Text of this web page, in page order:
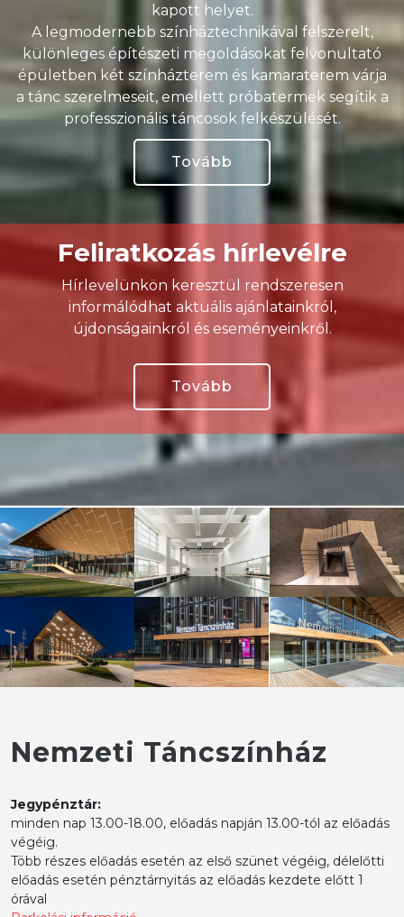
kapott helyet.
A legmodernebb színháztechnikával felszerelt,
különleges építészeti megoldásokat felvonultató
épületben két színházterem és kamaraterem várja
a tánc szerelmeseit, emellett próbatermek segítik a
professzionális táncosok felkészülését.
Tovább
Feliratkozás hírlevélre
Hírlevelünkön keresztül rendszeresen
informálódhat aktuális ajánlatainkról,
újdonságainkról és eseményeinkről.
Tovább
Nemzeti Táncszínház
Jegypénztár:
minden nap 13.00-18.00, előadás napján 13.00-tól az előadás
végéig.
Több részes előadás esetén az első szünet végéig, délelőtti
előadás esetén pénztárnyitás az előadás kezdete előtt 1
órával